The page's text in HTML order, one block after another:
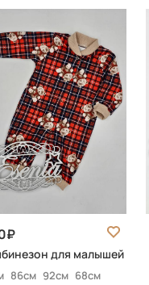
для малышей
86см 92см 68см